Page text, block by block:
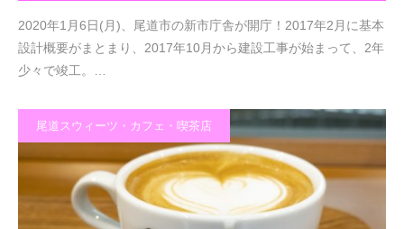
2020年1月6日(月)、尾道市の新市庁舎が開庁！2017年2月に基本
設計概要がまとまり、2017年10月から建設工事が始まって、2年
少々で竣工。…
尾道スウィーツ・カフェ・喫茶店